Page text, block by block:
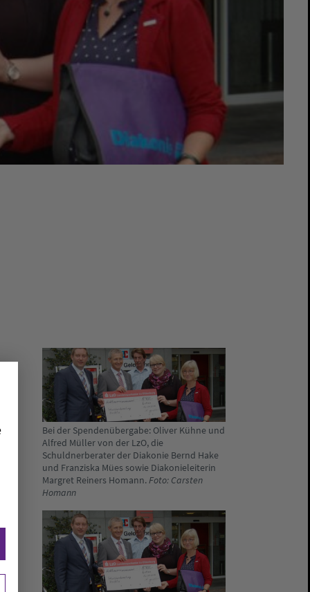
Bei der Spendenübergabe: Oliver Kühne und
Alfred Müller von der LzO, die
Schuldnerberater der Diakonie Bernd Hake
und Franziska Mües sowie Diakonieleiterin
Margret Reiners Homann.Foto: Carsten
Homann